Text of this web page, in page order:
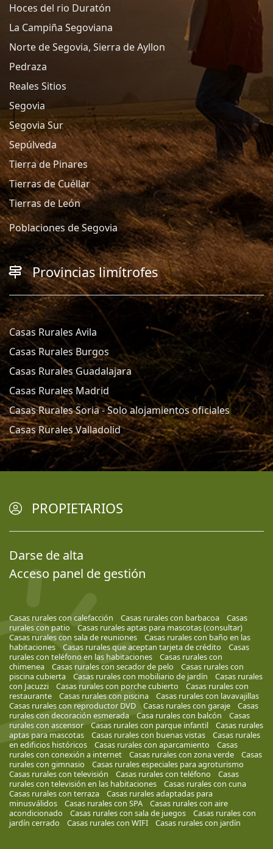
Hoces del rio Duratón
La Campiña Segoviana
Norte de Segovia, Sierra de Ayllon
Pedraza
Reales Sitios
Segovia
Segovia Sur
Sepúlveda
Tierra de Pinares
Tierras de Cuéllar
Tierras de León
Poblaciones de Segovia
Provincias limítrofes
Casas Rurales Avila
Casas Rurales Burgos
Casas Rurales Guadalajara
Casas Rurales Madrid
Casas Rurales Soria - Solo alojamientos oficiales
Casas Rurales Valladolid
PROPIETARIOS
Darse de alta
Acceso panel de gestión
Casas rurales con calefacción Casas rurales con barbacoa
Casas
rurales con patio
Casas rurales aptas para mascotas (consultar)
Casas rurales con sala de reuniones
Casas rurales con baño en las
habitaciones
Casas rurales que aceptan tarjeta de crédito
Casas
rurales con teléfono en las habitaciones
Casas rurales con
chimenea
Casas rurales con secador de pelo
Casas rurales con
piscina cubierta
Casas rurales con mobiliario de jardín
Casas rurales
con Jacuzzi
Casas rurales con porche cubierto
Casas rurales con
restaurante
Casas rurales con piscina
Casas rurales con lavavajillas
Casas rurales con reproductor DVD
Casas rurales con garaje
Casas
rurales con decoración esmerada
Casa rurales con balcón
Casas
rurales con ascensor
Casas rurales con parque infantil
Casas rurales
aptas para mascotas
Casas rurales con buenas vistas
Casas rurales
en edificios históricos
Casas rurales con aparcamiento
Casas
rurales con conexión a internet
Casas rurales con zona verde
Casas
rurales con gimnasio
Casas rurales especiales para agroturismo
Casas rurales con televisión
Casas rurales con teléfono
Casas
rurales con televisión en las habitaciones
Casas rurales con cuna
Casas rurales con terraza
Casas rurales adaptadas para
minusválidos
Casas rurales con SPA
Casas rurales con aire
acondicionado
Casas rurales con sala de juegos
Casas rurales con
jardín cerrado
Casas rurales con WIFI Casas rurales con jardín